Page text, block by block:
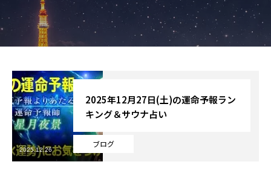
最恐の相性占い
秘伝公開！吉凶カレンダー
記事カテゴリー
ブログ
お知らせ
芸能界
ブログ
2025年12月27日(土)の運命予報ラン
キング＆サウナ占い
2025.12.26